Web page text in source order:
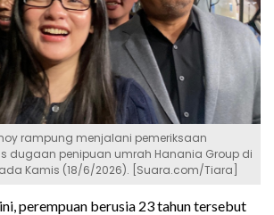
rampung menjalani pemeriksaan
dugaan penipuan umrah Hanania Group di
Kamis (18/6/2026). [Suara.com/Tiara]
perempuan berusia 23 tahun tersebut